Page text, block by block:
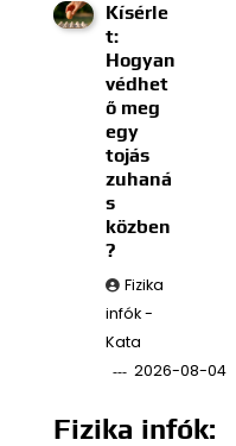
Kísérle
t:
Hogyan
védhet
ő meg
egy
tojás
zuhaná
s
közben
?
Fizika
infók -
Kata
2026-08-04
Fizika infók: